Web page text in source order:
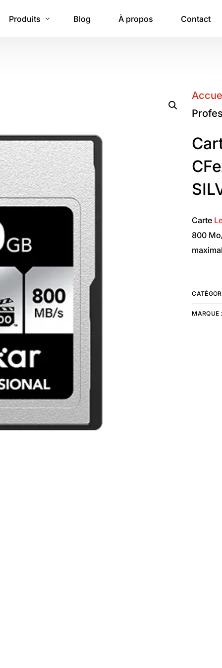
Produits Blog À propos Contact
Carte
800
MARQUE